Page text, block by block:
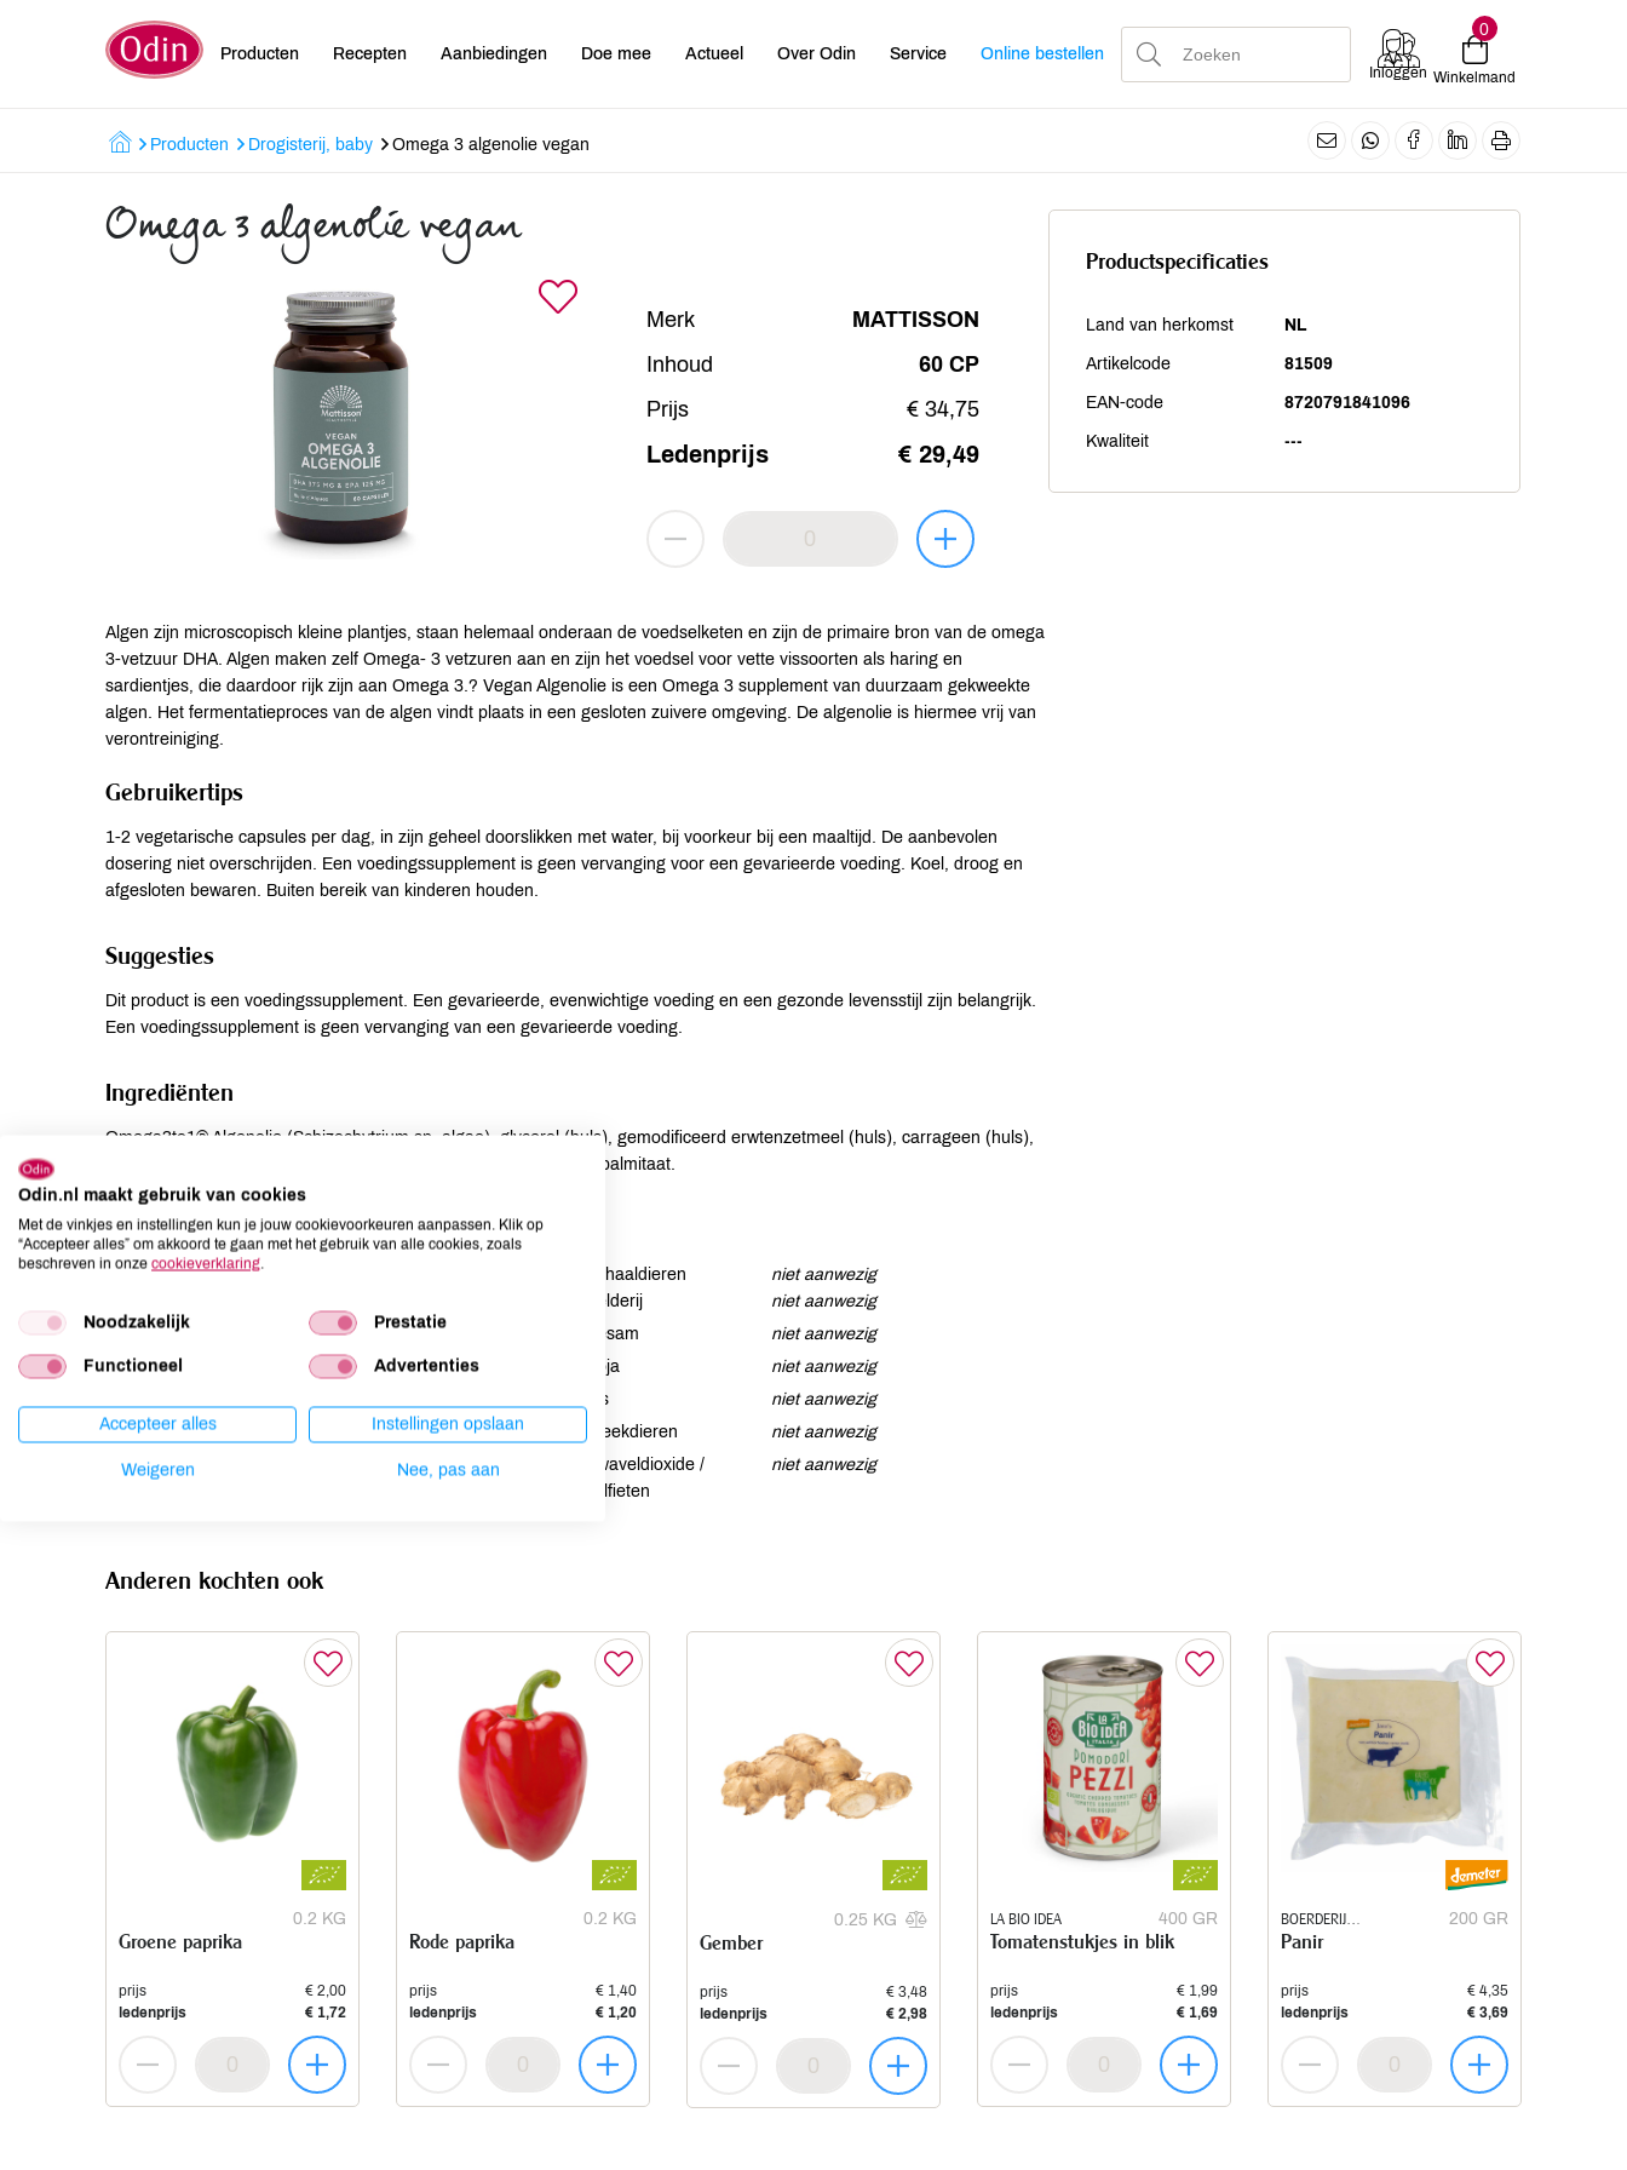
Producten Recepten Aanbiedingen Doe mee Actueel Over Odin Service Online bestellen
Inloggen
0
Winkelmand
Producten Drogisterij, baby Omega 3 algenolie vegan
Omega 3 algenolie vegan
Merk
MATTISSON
Inhoud
60 CP
Prijs
€ 34,75
Ledenprijs € 29,49
Algen zijn microscopisch kleine plantjes, staan helemaal onderaan de voedselketen en zijn de primaire bron van de omega
3-vetzuur DHA. Algen maken zelf Omega- 3 vetzuren aan en zijn het voedsel voor vette vissoorten als haring en
sardientjes, die daardoor rijk zijn aan Omega 3.? Vegan Algenolie is een Omega 3 supplement van duurzaam gekweekte
algen. Het fermentatieproces van de algen vindt plaats in een gesloten zuivere omgeving. De algenolie is hiermee vrij van
verontreiniging.
Gebruikertips
1-2 vegetarische capsules per dag, in zijn geheel doorslikken met water, bij voorkeur bij een maaltijd. De aanbevolen
dosering niet overschrijden. Een voedingssupplement is geen vervanging voor een gevarieerde voeding. Koel, droog en
afgesloten bewaren. Buiten bereik van kinderen houden.
Suggesties
Dit product is een voedingssupplement. Een gevarieerde, evenwichtige voeding en een gezonde levensstijl zijn belangrijk.
Een voedingssupplement is geen vervanging van een gevarieerde voeding.
Ingrediënten
Omega3to1® Algenolie (Schizochytrium sp. algae), glycerol (huls), gemodificeerd erwtenzetmeel (huls), carrageen (huls),
gemengde tocoferolen (antioxidant), rozemarijn extract, ascorbylpalmitaat.
Allergenen
Aardnoten
niet aanwezig
niet aanwezig
Lactose
niet aanwezig
Lupine
niet aanwezig
Mosterd
niet aanwezig
Noten
Schaaldieren
niet aanwezig
Selderij
niet aanwezig
Sesam
niet aanwezig
Soja
niet aanwezig
Vis
niet aanwezig
Weekdieren
niet aanwezig
Zwaveldioxide /
sulfieten
niet aanwezig
Productspecificaties
Land van herkomst NL
Artikelcode 81509
EAN-code 8720791841096
Kwaliteit ---
Anderen kochten ook
0.2 KG
Groene paprika
prijs
€ 2,00
ledenprijs
€ 1,72
0.2 KG
Rode paprika
prijs
€ 1,40
ledenprijs
€ 1,20
0.25 KG
Gember
prijs
€ 3,48
ledenprijs
€ 2,98
LA BIO IDEA 400 GR
Tomatenstukjes in blik
prijs
€ 1,99
ledenprijs
€ 1,69
BOERDERIJ
RUIMZICHT
200 GR
Panir
prijs
€ 4,35
ledenprijs
€ 3,69
Odin.nl maakt gebruik van cookies
Met de vinkjes en instellingen kun je jouw cookievoorkeuren aanpassen. Klik op
“Accepteer alles” om akkoord te gaan met het gebruik van alle cookies, zoals
beschreven in onze cookieverklaring.
Noodzakelijk Prestatie
Functioneel Advertenties
Accepteer alles Instellingen opslaan
Weigeren Nee, pas aan